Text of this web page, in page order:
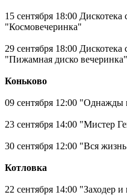
15 сентября 18:00
"Космовечеринка"
29 сентября 18:00
"Пижамная диско вечеринка"
Коньково
09 сентября 12:00 "Однажды
23 сентября 14:00 "Мистер
30 сентября 12:00 "Вся
Котловка
22 сентября 14:00 "Заходер и